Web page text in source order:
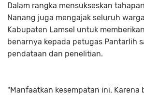
Dalam rangka mensukseskan
Nanang juga mengajak seluruh
Kabupaten Lamsel untuk
benarnya kepada petugas Pantarlih
pendataan dan penelitian.
"Manfaatkan kesempatan ini. Karena